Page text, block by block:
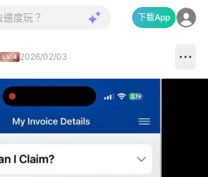
下載App
2026/02/03